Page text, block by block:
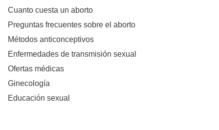
Cuanto cuesta un aborto
Preguntas frecuentes sobre el aborto
Métodos anticonceptivos
Enfermedades de transmisión sexual
Ofertas médicas
Ginecología
Educación sexual